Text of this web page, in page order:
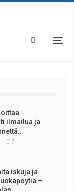
ilmailua ja
7
iskuja ja
–